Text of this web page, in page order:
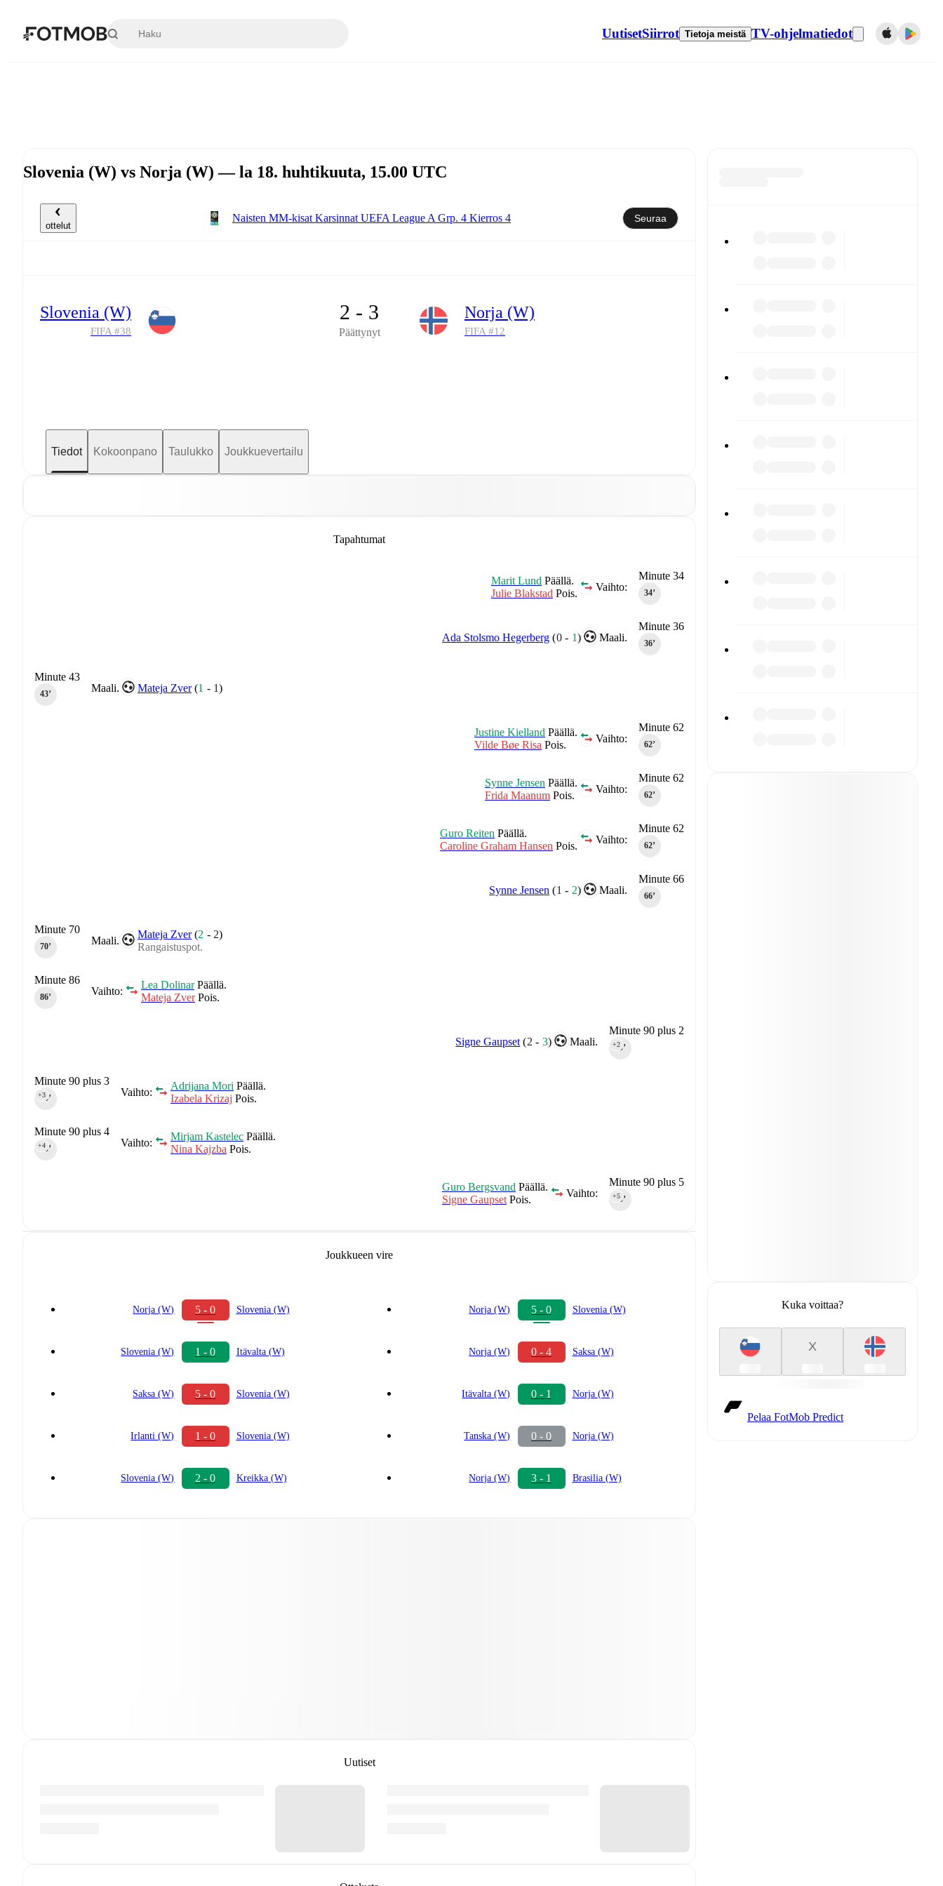
UutisetSiirrot Tietoja meistä TV-ohjelmatiedot
Slovenia (W) vs Norja (W) — la 18. huhtikuuta, 15.00 UTC
ottelut
Naisten MM-kisat Karsinnat UEFA League A Grp. 4 Kierros 4 Seuraa
Slovenia (W)
FIFA #38
2 - 3
Päättynyt
Norja (W)
FIFA #12
Tiedot Kokoonpano Taulukko Joukkuevertailu
Tapahtumat
Minute 34
34‎’‎
Vaihto:
Marit Lund Päällä.
Julie Blakstad Pois.
Minute 36
36‎’‎
Maali.
Ada Stolsmo Hegerberg (0- 1)
Maali. Mateja Zver (1 - 1)
Minute 43
43‎’‎
Minute 62
62‎’‎
Vaihto:
Justine Kielland Päällä.
Vilde Bøe Risa Pois.
Minute 62
62‎’‎
Vaihto:
Synne Jensen Päällä.
Frida Maanum Pois.
Minute 62
62‎’‎
Vaihto:
Guro Reiten Päällä.
Caroline Graham Hansen Pois.
Minute 66
66‎’‎
Maali.
Synne Jensen (1 - 2)
Maali.
Mateja Zver (2 - 2)
Rangaistuspot.
Minute 70
70‎’‎
Vaihto:
Lea DolinarPäällä.
Mateja ZverPois.
Minute 86
86‎’‎
Minute 90 plus 2
90‎’‎
+2
Maali.
Signe Gaupset (2 - 3)
Vaihto:
Adrijana Mori Päällä.
Izabela Krizaj Pois.
Minute 90 plus 3
90‎’‎
+3
Vaihto:
Mirjam Kastelec Päällä.
Nina Kajzba Pois.
Minute 90 plus 4
90‎’‎
+4
Minute 90 plus 5
90‎’‎
+5
Vaihto:
Guro Bergsvand Päällä.
Signe Gaupset Pois.
Joukkueen vire
Norja (W) 5 - 0 Slovenia (W)
Slovenia (W) 1 - 0 Itävalta (W)
Saksa (W) 5 - 0 Slovenia (W)
Irlanti (W) 1 - 0 Slovenia (W)
Slovenia (W) 2 - 0 Kreikka (W)
Norja (W) 5 - 0 Slovenia (W)
Norja (W) 0 - 4 Saksa (W)
Itävalta (W) 0 - 1 Norja (W)
Tanska (W) 0 - 0 Norja (W)
Norja (W) 3 - 1 Brasilia (W)
Uutiset
Kuka voittaa?
X
Pelaa FotMob Predict